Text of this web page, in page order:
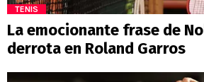
TENIS
La emocionante frase de
derrota en Roland Garros